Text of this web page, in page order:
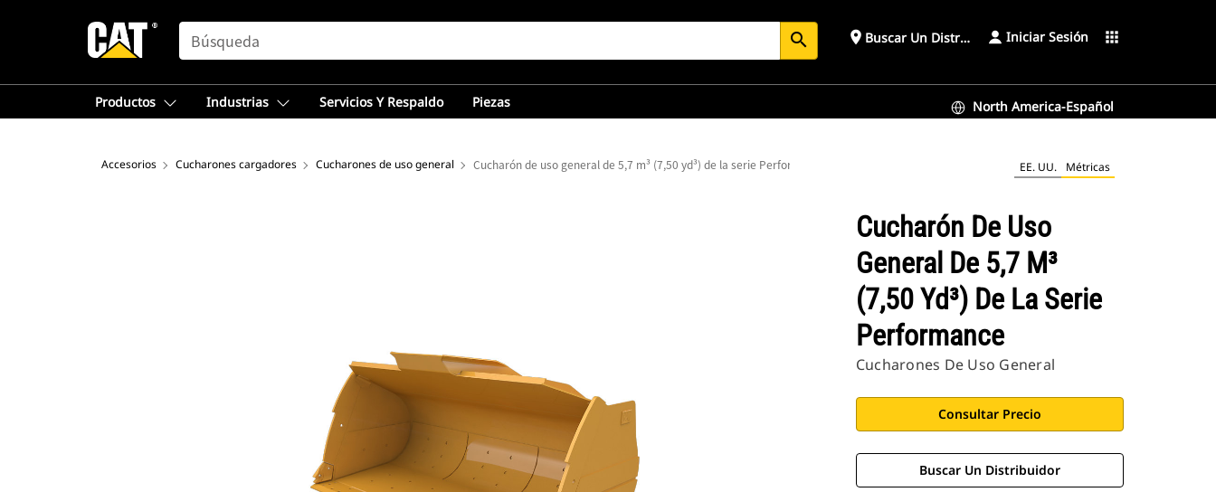
SEARCH search place Buscar Un Distribuidor Iniciar Sesión apps
Productos Industrias Servicios Y Respaldo Piezas North America-Español
Accesorios Cucharones cargadores Cucharones de uso general Cucharón de uso general de 5,7 m³ (7,50 yd³) de la serie Performance EE. UU. Métricas
Cucharón De Uso
General De 5,7 M³
(7,50 Yd³) De La Serie
Performance
Cucharones De Uso General
Consultar Precio
Buscar Un Distribuidor